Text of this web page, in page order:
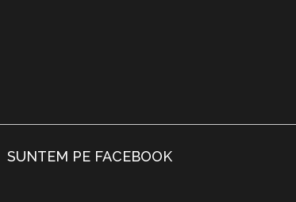
SUNTEM PE FACEBOOK